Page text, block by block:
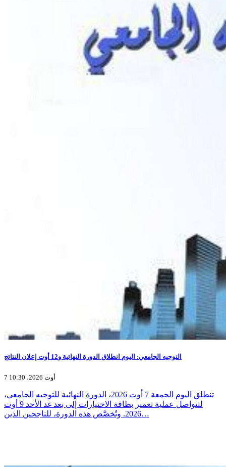
التوجيه الجامعي: اليوم انطلاق الدورة النهائية و12 أوت إعلان النتائج
7 أوت 2026، 10:30
تنطلق اليوم الجمعة 7 أوت 2026، الدورة النهائية للتوجيه الجامعي،
لتتواصل عملية تعمير بطاقة الاختيارات إلى بعد غد الأحد 9 أوت
2026. وتُخصَّص هذه الدورة، للناجحين الذين…